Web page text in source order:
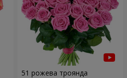
51 рожева троянда